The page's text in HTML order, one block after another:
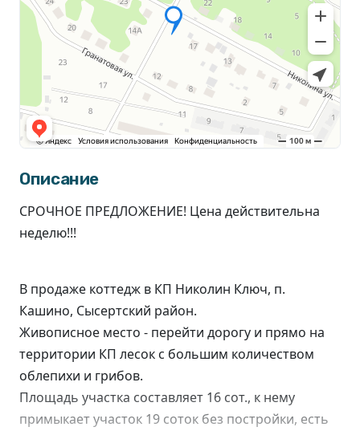
Описание
СРОЧНОЕ ПРЕДЛОЖЕНИЕ! Цена действительна
неделю!!!
В продаже коттедж в КП Николин Ключ, п.
Кашино, Сысертский район.
Живописное место - перейти дорогу и прямо на
территории КП лесок с большим количеством
облепихи и грибов.
Площадь участка составляет 16 сот., к нему
примыкает участок 19 соток без постройки, есть